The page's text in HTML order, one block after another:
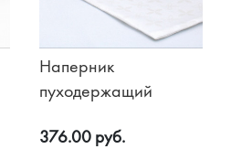
Наперник
пуходержащий
376.00 руб.